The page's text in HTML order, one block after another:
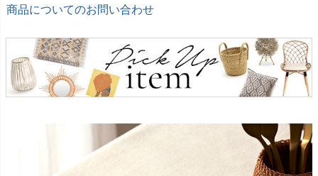
商品についてのお問い合わせ